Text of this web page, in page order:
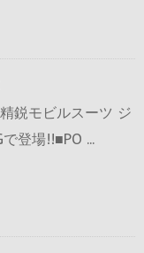
鋭モビルスーツ ジ
登場!!■PO ...